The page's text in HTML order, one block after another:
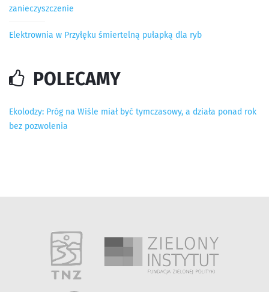
zanieczyszczenie
Elektrownia w Przyłęku śmiertelną pułapką dla ryb
POLECAMY
Ekolodzy: Próg na Wiśle miał być tymczasowy, a działa ponad rok
bez pozwolenia